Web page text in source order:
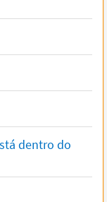
dentro do